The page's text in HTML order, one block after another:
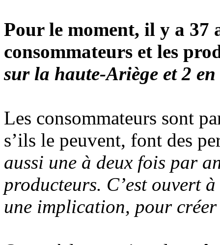
Pour le moment, il y a 37
consommateurs et les
sur la haute-Ariège et 2 en
Les consommateurs sont
s’ils le peuvent, font des
aussi une à deux fois par
producteurs. C’est ouvert
une implication, pour